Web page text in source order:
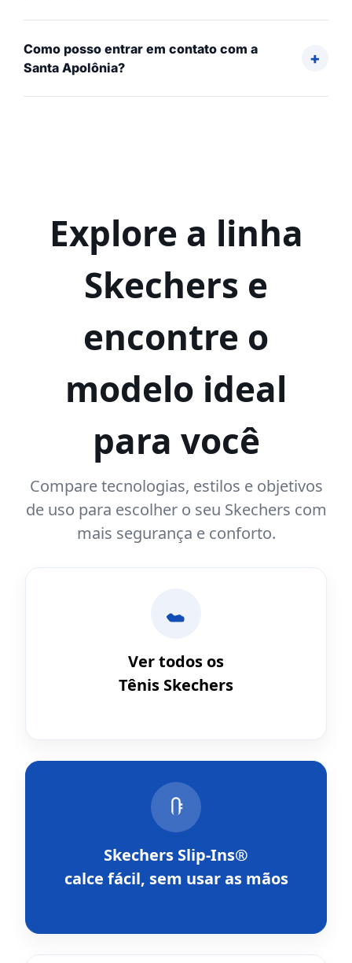
Como posso entrar em contato com a
Santa Apolônia?
Explore a linha
Skechers e
encontre o
modelo ideal
para você
Compare tecnologias, estilos e objetivos
de uso para escolher o seu Skechers com
mais segurança e conforto.
Ver todos os
Tênis Skechers
Skechers Slip-Ins®
calce fácil, sem usar as mãos